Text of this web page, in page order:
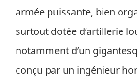
armée puissante, bien
surtout dotée d’artillerie
notamment d’un
conçu par un ingénieur